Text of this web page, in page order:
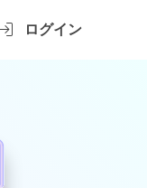
ログイン